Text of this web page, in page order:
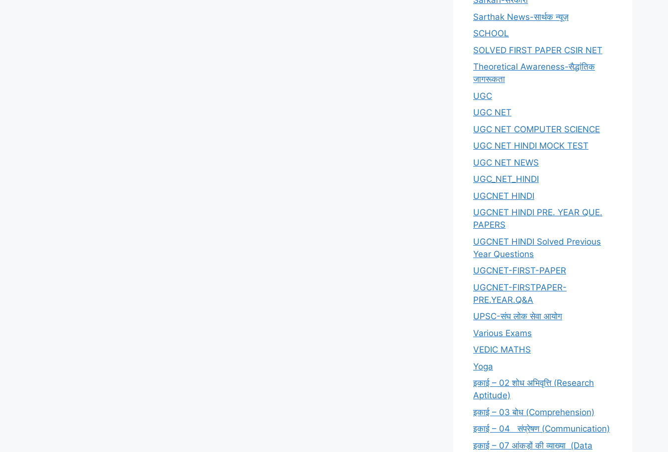
Sarthak News-सार्थक न्यूज़
SCHOOL
SOLVED FIRST PAPER CSIR NET
Theoretical Awareness-सैद्धांतिक
जागरूकता
UGC
UGC NET
UGC NET COMPUTER SCIENCE
UGC NET HINDI MOCK TEST
UGC NET NEWS
UGC_NET_HINDI
UGCNET HINDI
UGCNET HINDI PRE. YEAR QUE.
PAPERS
UGCNET HINDI Solved Previous
Year Questions
UGCNET-FIRST-PAPER
UGCNET-FIRSTPAPER-
PRE.YEAR.Q&A
UPSC-संघ लोक सेवा आयोग
Various Exams
VEDIC MATHS
Yoga
इकाई – 02 शोध अभिवृत्ति (Research
Aptitude)
इकाई – 03 बोध (Comprehension)
इकाई – 04 संप्रेषण (Communication)
इकाई – 07 आंकड़ों की व्याख्या (Data